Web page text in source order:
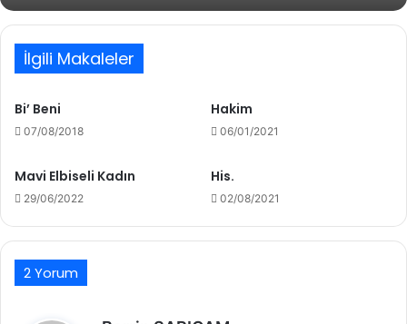
İlgili Makaleler
Bi’ Beni
07/08/2018
Hakim
06/01/2021
Mavi Elbiseli Kadın
29/06/2022
His.
02/08/2021
2 Yorum